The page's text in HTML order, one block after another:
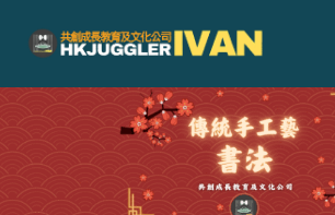
內
容